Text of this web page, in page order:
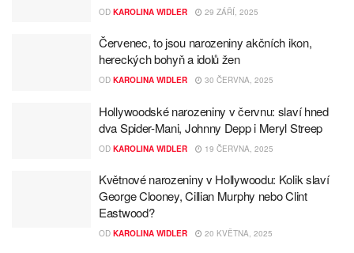
OD KAROLINA WIDLER 29 ZÁŘÍ, 2025
Červenec, to jsou narozeniny akčních ikon,
hereckých bohyň a idolů žen
OD KAROLINA WIDLER 30 ČERVNA, 2025
Hollywoodské narozeniny v červnu: slaví hned
dva Spider-Mani, Johnny Depp i Meryl Streep
OD KAROLINA WIDLER 19 ČERVNA, 2025
Květnové narozeniny v Hollywoodu: Kolik slaví
George Clooney, Cillian Murphy nebo Clint
Eastwood?
OD KAROLINA WIDLER 20 KVĚTNA, 2025